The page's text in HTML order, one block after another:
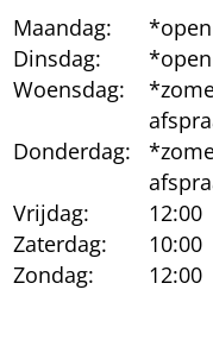
Maandag:
Dinsdag:
Woensdag:
Donderdag:
Vrijdag:
12:00
Zaterdag:
10:00
Zondag:
12:00